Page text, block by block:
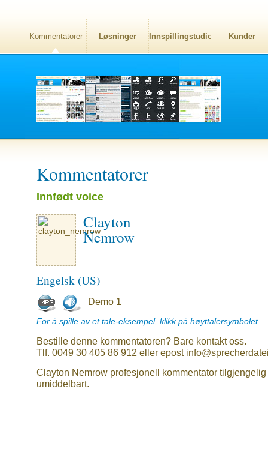
Kommentatorer Løsninger Innspillingstudio Kunder
Kommentatorer
Innfødt voice
Clayton
Nemrow
Engelsk (US)
Demo 1
For å spille av et tale-eksempel, klikk på høyttalersymbolet
Bestille denne kommentatoren? Bare kontakt oss.
Tlf. 0049 30 405 86 912 eller epost
Clayton Nemrow profesjonell kommentator tilgjengelig
umiddelbart.